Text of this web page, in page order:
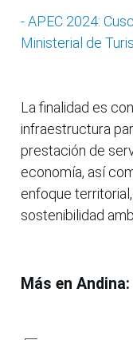
- APEC 2024:
Ministerial de
La finalidad es
infraestructura
prestación de
economía, así
enfoque
sostenibilidad
Más en Andina: